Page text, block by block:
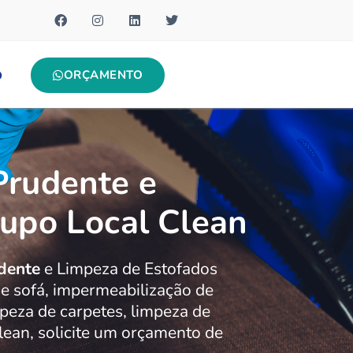
ORÇAMENTO
e
Local Clean
e Limpeza de Estofados
sofá, impermeabilização de
de carpetes, limpeza de
solicite um orçamento de